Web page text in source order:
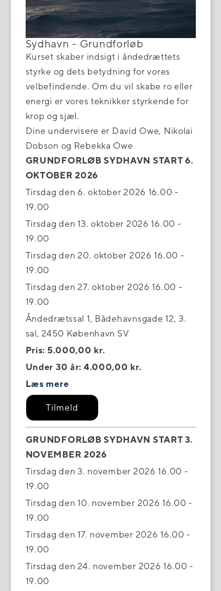
Sydhavn - Grundforløb
Kurset skaber indsigt i åndedrættets
styrke og dets betydning for vores
velbefindende. Om du vil skabe ro eller
energi er vores teknikker styrkende for
krop og sjæl.
Dine undervisere er David Owe, Nikolai
Dobson og Rebekka Owe
GRUNDFORLØB SYDHAVN START 6.
OKTOBER 2026
Tirsdag den 6. oktober 2026 16.00 -
19.00
Tirsdag den 13. oktober 2026 16.00 -
19.00
Tirsdag den 20. oktober 2026 16.00 -
19.00
Tirsdag den 27. oktober 2026 16.00 -
19.00
Åndedrætssal 1, Bådehavnsgade 12, 3.
sal, 2450 København SV
Pris: 5.000,00 kr.
Under 30 år: 4.000,00 kr.
Læs mere
Tilmeld
GRUNDFORLØB SYDHAVN START 3.
NOVEMBER 2026
Tirsdag den 3. november 2026 16.00 -
19.00
Tirsdag den 10. november 2026 16.00 -
19.00
Tirsdag den 17. november 2026 16.00 -
19.00
Tirsdag den 24. november 2026 16.00 -
19.00